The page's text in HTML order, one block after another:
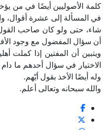
كلمة الأصوليين أيضًا في من
في المسألة إلى عشرة أقوال،
شاء، حتى ولو كان صاحب
أن سؤال المفضول مع وجود
ويتبين أن المفتين إذا كملت
الاختيار في سؤال أحدهم ما
وله أيضًا الأخذ بقول أيّهم.
والله سبحانه وتعالى أعلم.